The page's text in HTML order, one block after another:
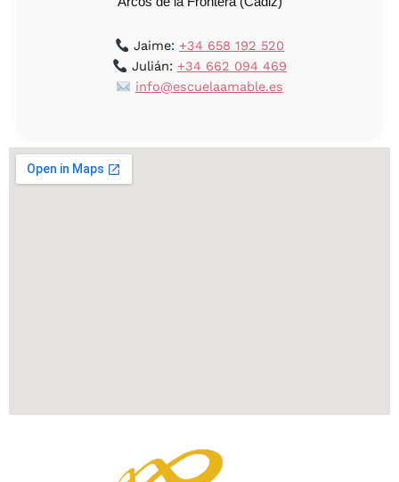
Jaime: +34 658 192 520
Julián: +34 662 094 469
info@escuelaamable.es